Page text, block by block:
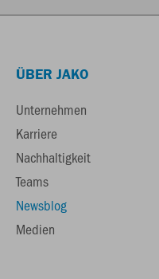
ÜBER JAKO
Unternehmen
Karriere
Nachhaltigkeit
Teams
Newsblog
Medien